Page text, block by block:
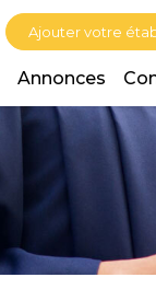
Ajouter votre
Annonces